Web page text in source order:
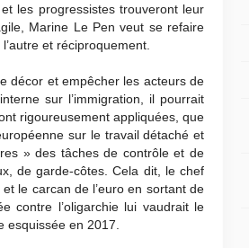
les progressistes trouveront leur
Marine Le Pen veut se refaire
et réciproquement.
décor et empêcher les acteurs de
sur l’immigration, il pourrait
rigoureusement appliquées, que
sur le travail détaché et
» des tâches de contrôle et de
de garde-côtes. Cela dit, le chef
le carcan de l’euro en sortant de
contre l’oligarchie lui vaudrait le
esquissée en 2017.